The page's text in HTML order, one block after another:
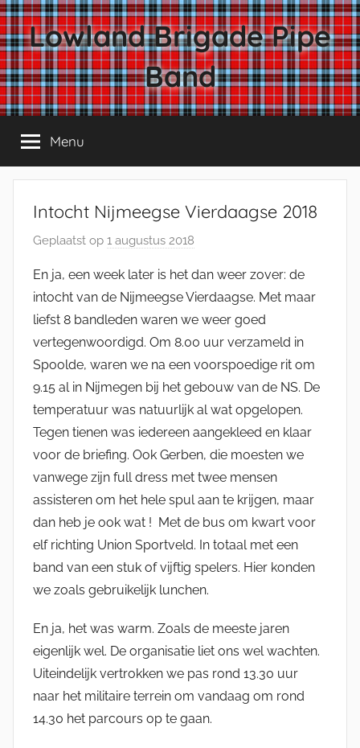
Ga
naar
de
inhoud
Lowland Brigade Pipe
Band
Menu
Intocht Nijmeegse Vierdaagse 2018
Geplaatst op 1 augustus 2018
o
r
J
e
l
l
e
K
a
n
En ja, een week later is het dan weer zover: de
intocht van de Nijmeegse Vierdaagse. Met maar
liefst 8 bandleden waren we weer goed
vertegenwoordigd. Om 8.00 uur verzameld in
Spoolde, waren we na een voorspoedige rit om
9.15 al in Nijmegen bij het gebouw van de NS. De
temperatuur was natuurlijk al wat opgelopen.
Tegen tienen was iedereen aangekleed en klaar
voor de briefing. Ook Gerben, die moesten we
vanwege zijn full dress met twee mensen
assisteren om het hele spul aan te krijgen, maar
dan heb je ook wat ! Met de bus om kwart voor
elf richting Union Sportveld. In totaal met een
band van een stuk of vijftig spelers. Hier konden
we zoals gebruikelijk lunchen.
En ja, het was warm. Zoals de meeste jaren
eigenlijk wel. De organisatie liet ons wel wachten.
Uiteindelijk vertrokken we pas rond 13.30 uur
naar het militaire terrein om vandaag om rond
14.30 het parcours op te gaan.